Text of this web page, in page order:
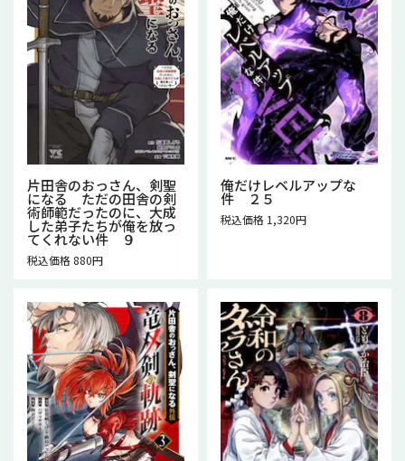
片田舎のおっさん、剣聖
になる ただの田舎の剣
術師範だったのに、大成
した弟子たちが俺を放っ
てくれない件 ９
税込価格 880円
俺だけレベルアップな
件 ２５
税込価格 1,320円